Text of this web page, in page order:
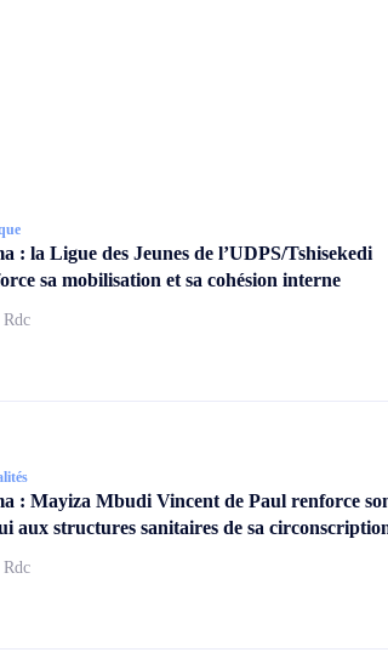
: la Ligue des Jeunes de l’UDPS/Tshisekedi
sa mobilisation et sa cohésion interne
: Mayiza Mbudi Vincent de Paul renforce
aux structures sanitaires de sa